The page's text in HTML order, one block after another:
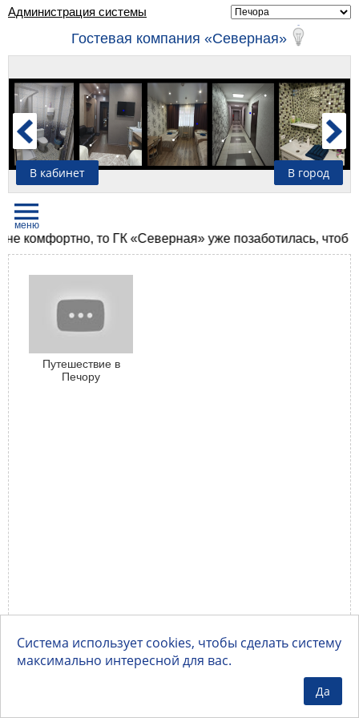
Администрация системы
Гостевая компания «Северная»
В кабинет В город
комфортно, то ГК «Северная» уже позаботилась, чтоб
Путешествие в
Печору
Система использует cookies, чтобы сделать систему
максимально интересной для вас.
Да